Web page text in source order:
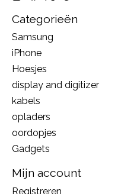
Categorieën
Samsung
iPhone
Hoesjes
display and digitizer
kabels
opladers
oordopjes
Gadgets
Mijn account
Registreren